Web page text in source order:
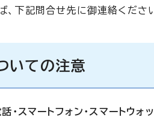
下記問合せ先に御連絡ください
いての注意
・スマートフォン・スマートウ